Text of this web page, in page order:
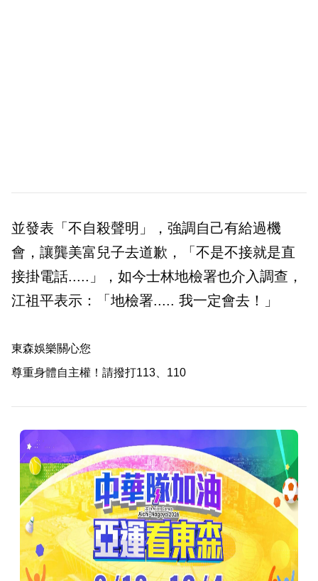
並發表「不自殺聲明」，強調自己有給過機
會，讓龔美富兒子去道歉，「不是不接就是直
接掛電話.....」，如今士林地檢署也介入調查，
江祖平表示：「地檢署..... 我一定會去！」
東森娛樂關心您
尊重身體自主權！請撥打113、110